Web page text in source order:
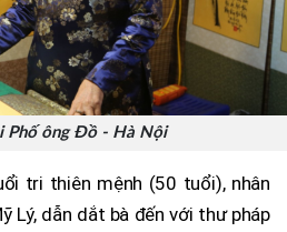
Phố ông Đồ - Hà Nội
tri thiên mệnh (50 tuổi), nhân
Lý, dẫn dắt bà đến với thư pháp